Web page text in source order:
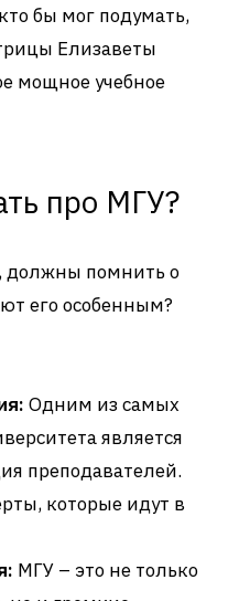
бы мог подумать,
Елизаветы
мощное учебное
про МГУ?
должны помнить о
его особенным?
Одним из самых
является
преподавателей.
которые идут в
МГУ – это не только